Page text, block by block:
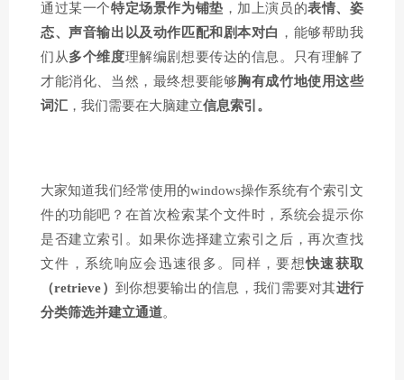
通过某一个特定场景作为铺垫 ，加上演员的表情、姿
态、声音输出以及动作匹配和剧本对白 ，能够帮助我
们从多个维度理解编剧想要传达的信息。只有理解了
才能消化、当然，最终想要能够胸有成竹地使用这些
词汇 ，我们需要在大脑建立信息索引。
大家知道我们经常使用的windows操作系统有个索引文
件的功能吧？在首次检索某个文件时，系统会提示你
是否建立索引。如果你选择建立索引之后，再次查找
文件，系统响应会迅速很多。同样，要想快速获取
（retrieve） 到你想要输出的信息，我们需要对其进行
分类筛选并建立通道。